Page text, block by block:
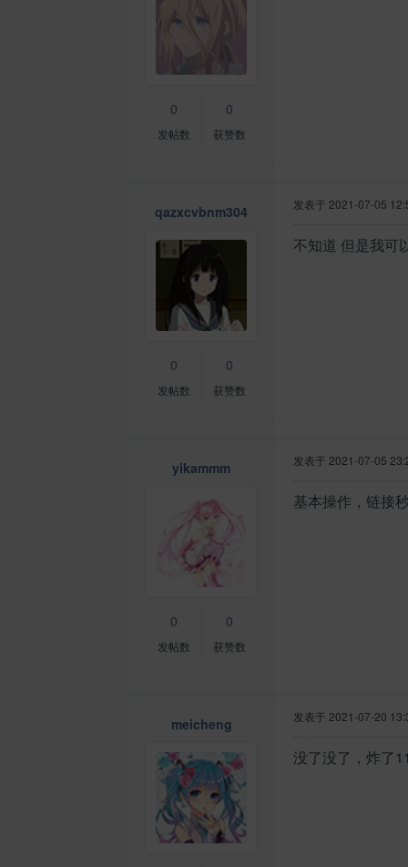
0
发帖数
0
获赞数
qazxcvbnm304
0
发帖数
0
获赞数
发表于 2021-07-05
不知道 但是我可
yikammm
0
发帖数
0
获赞数
发表于 2021-07-05
基本操作，链接
meicheng 发表于 2021-07-20
没了没了，炸了